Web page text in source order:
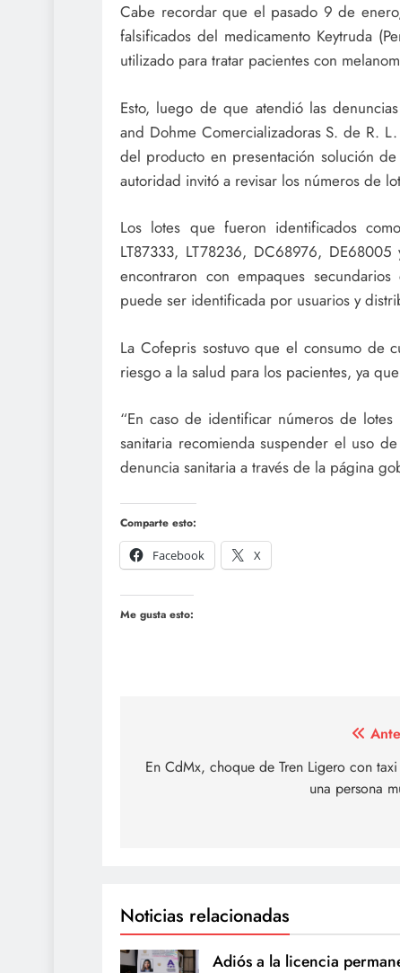
Cabe recordar que el pasado 9 de
falsificados del medicamento Keytruda
utilizado para tratar pacientes con
Esto, luego de que atendió las
and Dohme Comercializadoras S. de R.
del producto en presentación solución
autoridad invitó a revisar los números de
Los lotes que fueron identificados
LT87333, LT78236, DC68976,
encontraron con empaques
puede ser identificada por usuarios y
La Cofepris sostuvo que el consumo de
riesgo a la salud para los pacientes, ya
“En caso de identificar números de lotes
sanitaria recomienda suspender el uso
denuncia sanitaria a través de la página
Comparte esto:
Facebook
X
Me gusta esto:
de
En CdMx, choque de Tren Ligero con
una persona
Noticias relacionadas
Adiós a la licencia